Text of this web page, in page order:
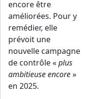
encore être
améliorées. Pour y
remédier, elle
prévoit une
nouvelle campagne
de contrôle «plus
ambitieuse encore»
en 2025.